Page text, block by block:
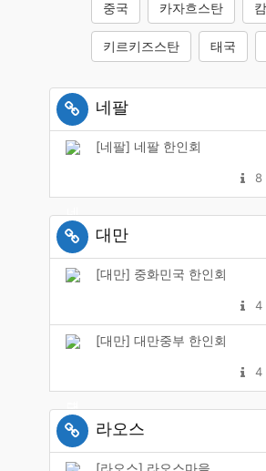
중국 카자흐스탄
키르키즈스탄 태국
네팔
[네팔] 네팔 한인회
8
대만
[대만] 중화민국 한인회
4
[대만] 대만중부 한인회
4
라오스
[라오스] 라오스마을